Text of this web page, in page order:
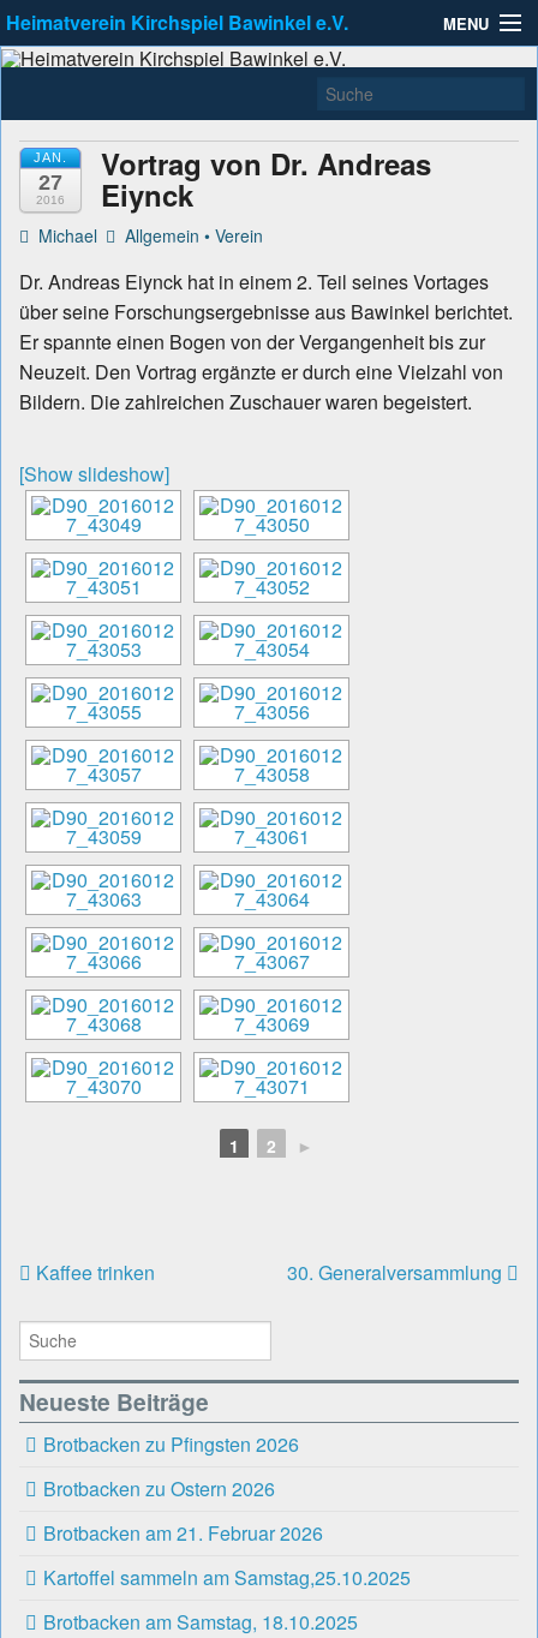
Heimatverein Kirchspiel Bawinkel e.V. MENU
Allgemein
Kleinbahnausstellung
Links
Aktuell
Heimatverein Kirchspiel
Bawinkel e.V.
Zu erreichen unter info@Heimatverein-Bawinkel.de
JAN.
27
2016
Vortrag von Dr. Andreas
Eiynck
Michael Allgemein •Verein
Dr. Andreas Eiynck hat in einem 2. Teil seines Vortages
über seine Forschungsergebnisse aus Bawinkel berichtet.
Er spannte einen Bogen von der Vergangenheit bis zur
Neuzeit. Den Vortrag ergänzte er durch eine Vielzahl von
Bildern. Die zahlreichen Zuschauer waren begeistert.
[Show slideshow]
1 2 ►
Kaffee trinken 30. Generalversammlung
Neueste Beiträge
Brotbacken zu Pfingsten 2026
Brotbacken zu Ostern 2026
Brotbacken am 21. Februar 2026
Kartoffel sammeln am Samstag,25.10.2025
Brotbacken am Samstag, 18.10.2025